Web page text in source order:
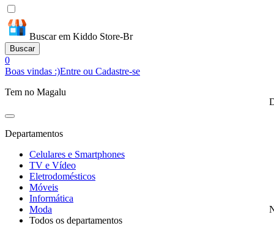
Buscar em Kiddo Store-Br
Buscar
0
Boas vindas :)Entre ou Cadastre-se
Tem no Magalu
Departamentos
Celulares e Smartphones
TV e Vídeo
Eletrodomésticos
Móveis
Informática
Moda
Todos os departamentos